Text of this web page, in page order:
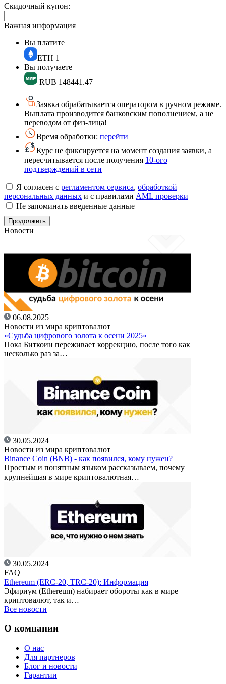
Скидочный купон:
Важная информация
Вы платите
ETH 1
Вы получаете
RUB 148441.47
Заявка обрабатывается оператором в ручном режиме.
Выплата производится банковским пополнением, а не
переводом от физ-лица!
Время обработки: перейти
Курс не фиксируется на момент создания заявки, а
пересчитывается после получения 10-ого
подтверждений в сети
Я согласен с регламентом сервиса, обработкой
персональных данных и с правилами AML проверки
Не запоминать введенные данные
Новости
06.08.2025
Новости из мира криптовалют
«Судьба цифрового золота к осени 2025»
Пока Биткоин переживает коррекцию, после того как
несколько раз за…
30.05.2024
Новости из мира криптовалют
Binance Coin (BNB) - как появился, кому нужен?
Простым и понятным языком рассказываем, почему
крупнейшая в мире криптовалютная…
30.05.2024
FAQ
Ethereum (ERC-20, TRC-20): Информация
Эфириум (Ethereum) набирает обороты как в мире
криптовалют, так и…
Все новости
О компании
О нас
Для партнеров
Блог и новости
Гарантии